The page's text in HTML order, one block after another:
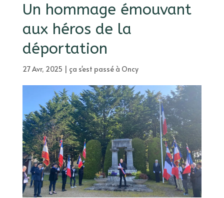
Un hommage émouvant
aux héros de la
déportation
27 Avr, 2025 | ça s'est passé à Oncy